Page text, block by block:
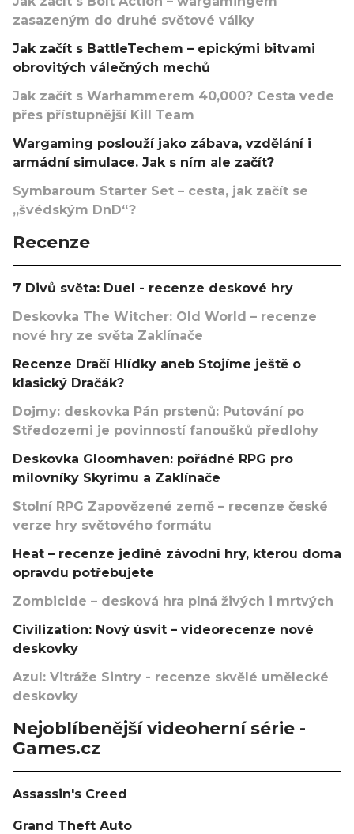
zasazeným do druhé světové války
Jak začít s BattleTechem – epickými bitvami
obrovitých válečných mechů
Jak začít s Warhammerem 40,000? Cesta vede
přes přístupnější Kill Team
Wargaming poslouží jako zábava, vzdělání i
armádní simulace. Jak s ním ale začít?
Symbaroum Starter Set – cesta, jak začít se
„švédským DnD“?
Recenze
7 Divů světa: Duel - recenze deskové hry
Deskovka The Witcher: Old World – recenze
nové hry ze světa Zaklínače
Recenze Dračí Hlídky aneb Stojíme ještě o
klasický Dračák?
Dojmy: deskovka Pán prstenů: Putování po
Středozemi je povinností fanoušků předlohy
Deskovka Gloomhaven: pořádné RPG pro
milovníky Skyrimu a Zaklínače
Stolní RPG Zapovězené země – recenze české
verze hry světového formátu
Heat – recenze jediné závodní hry, kterou doma
opravdu potřebujete
Zombicide – desková hra plná živých i mrtvých
Civilization: Nový úsvit – videorecenze nové
deskovky
Azul: Vitráže Sintry - recenze skvělé umělecké
deskovky
Nejoblíbenější videoherní série -
Games.cz
Assassin's Creed
Grand Theft Auto